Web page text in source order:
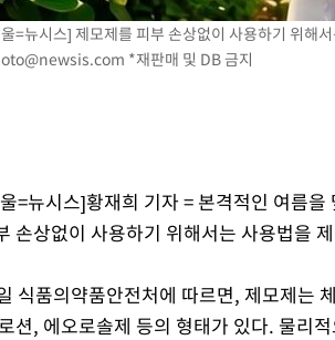
=뉴시스] 제모제를 피부 손상없이 사용하기 위해
*재판매 및 DB 금지
=뉴시스]황재희 기자 = 본격적인 여름
손상없이 사용하기 위해서는 사용법을
식품의약품안전처에 따르면, 제모제는
션, 에오로솔제 등의 형태가 있다. 물리